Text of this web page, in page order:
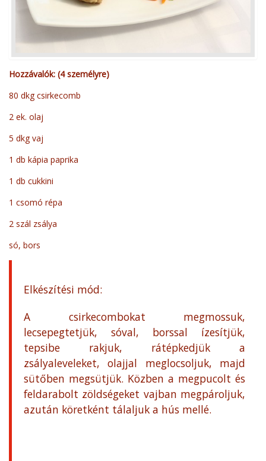
Hozzávalók: (4 személyre)
80 dkg csirkecomb
2 ek. olaj
5 dkg vaj
1 db kápia paprika
1 db cukkini
1 csomó répa
2 szál zsálya
só, bors
Elkészítési mód:
A csirkecombokat megmossuk,
lecsepegtetjük, sóval, borssal ízesítjük,
tepsibe rakjuk, rátépkedjük a
zsályaleveleket, olajjal meglocsoljuk, majd
sütőben megsütjük. Közben a megpucolt és
feldarabolt zöldségeket vajban megpároljuk,
azután köretként tálaljuk a hús mellé.